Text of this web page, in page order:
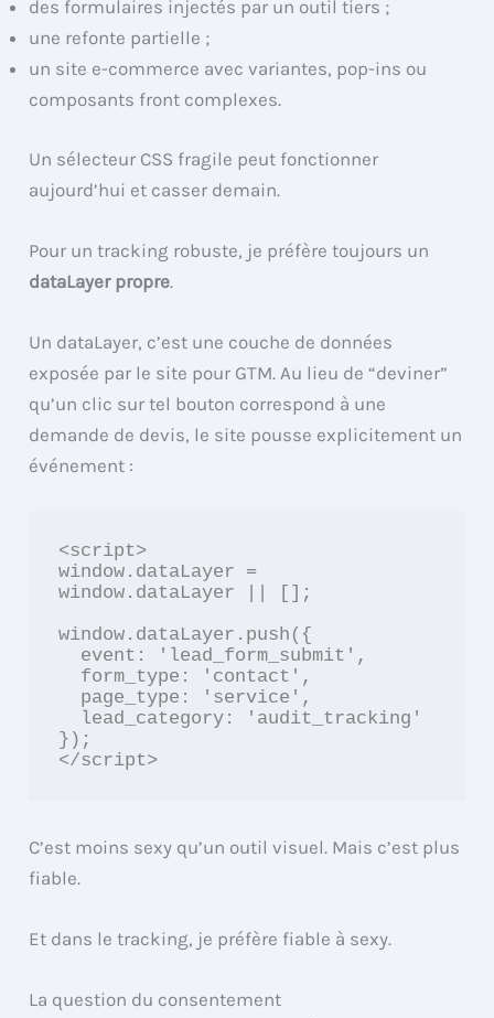
des formulaires injectés par un outil tiers ;
une refonte partielle ;
un site e-commerce avec variantes, pop-ins ou
composants front complexes.
Un sélecteur CSS fragile peut fonctionner
aujourd’hui et casser demain.
Pour un tracking robuste, je préfère toujours un
dataLayer propre.
Un dataLayer, c’est une couche de données
exposée par le site pour GTM. Au lieu de “deviner”
qu’un clic sur tel bouton correspond à une
demande de devis, le site pousse explicitement un
événement :
<script>
window.dataLayer =
window.dataLayer || [];
window.dataLayer.push({
});
C’est moins sexy qu’un outil visuel. Mais c’est plus
fiable.
Et dans le tracking, je préfère fiable à sexy.
La question du consentement